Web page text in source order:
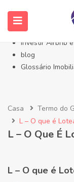
Início- Imóveis
Imóveis em
Imóveis no
Investir Airbnb
blog
Glossário
Casa
Termo do
L – O que é
L – O Que É
L – O que é